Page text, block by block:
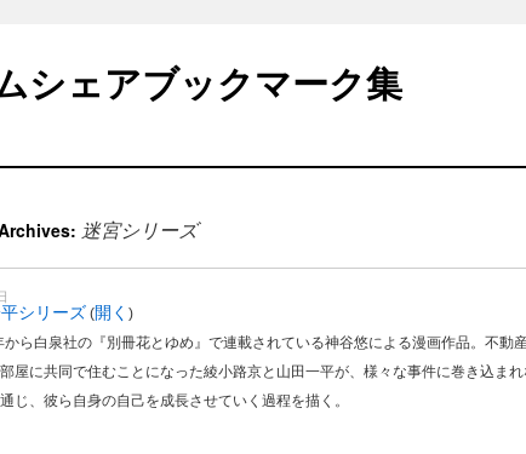
シェアブックマーク集
迷宮シリーズ
シリーズ (開く )
から白泉社の『別冊花とゆめ』で連載されている神谷悠による漫画作品。不動
屋に共同で住むことになった綾小路京と山田一平が、様々な事件に巻き込ま
じ、彼ら自身の自己を成長させていく過程を描く。